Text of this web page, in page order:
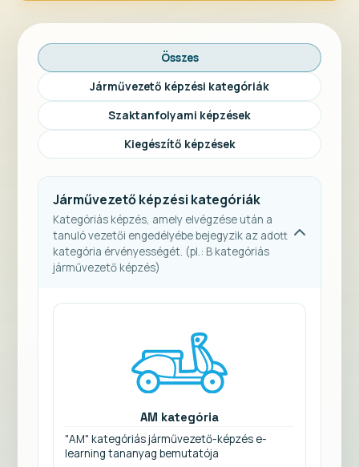
Összes
Járművezető képzési kategóriák
Szaktanfolyami képzések
Kiegészítő képzések
Járművezető képzési kategóriák
Kategóriás képzés, amely elvégzése után a
tanuló vezetői engedélyébe bejegyzik az adott
kategória érvényességét. (pl.: B kategóriás
járművezető képzés)
AM kategória
"AM" kategóriás járművezető-képzés e-
learning tananyag bemutatója